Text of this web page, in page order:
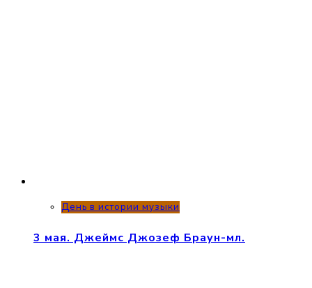
День в истории музыки
3 мая. Джеймс Джозеф Браун-мл.